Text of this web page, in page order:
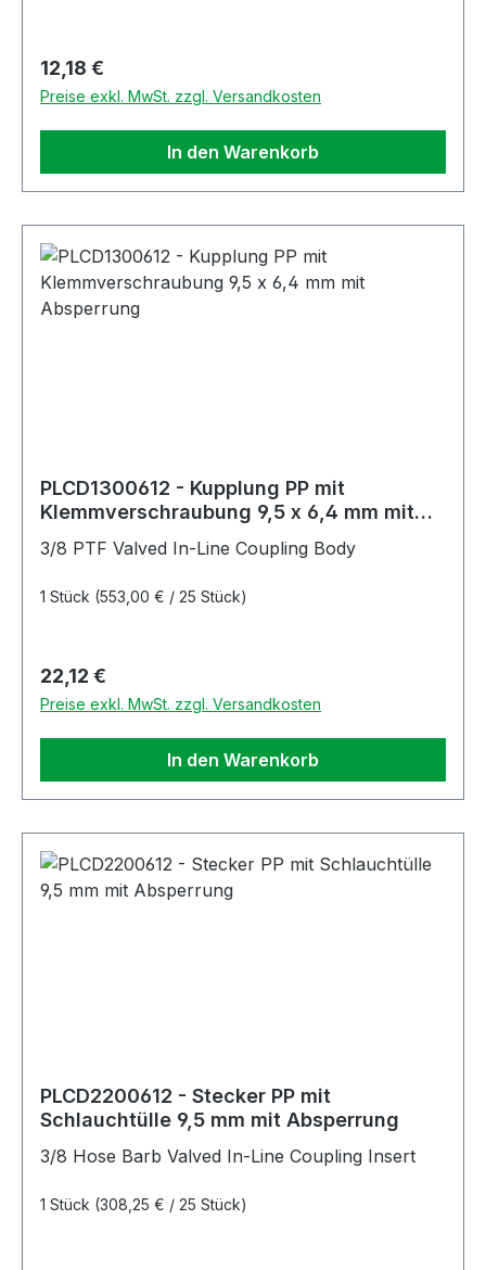
Regulärer Preis:
12,18 €
Preise exkl. MwSt. zzgl. Versandkosten
In den Warenkorb
PLCD1300612 - Kupplung PP mit
Klemmverschraubung 9,5 x 6,4 mm mit
3/8 PTF Valved In-Line Coupling Body
1 Stück (553,00 € / 25 Stück)
Regulärer Preis:
22,12 €
Preise exkl. MwSt. zzgl. Versandkosten
In den Warenkorb
PLCD2200612 - Stecker PP mit
Schlauchtülle 9,5 mm mit Absperrung
3/8 Hose Barb Valved In-Line Coupling Insert
1 Stück (308,25 € / 25 Stück)